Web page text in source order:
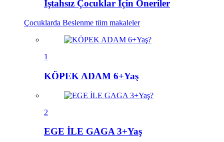
İştahsız Çocuklar İçin Öneriler
Çocuklarda Beslenme tüm makaleler
1
KÖPEK ADAM 6+Yaş
2
EGE İLE GAGA 3+Yaş